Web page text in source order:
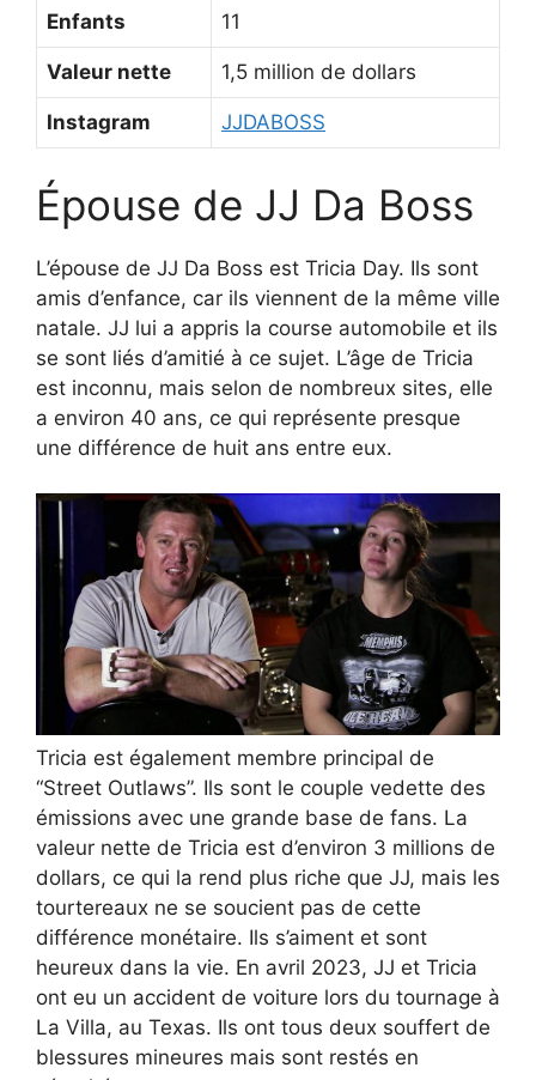
Enfants 11
Valeur nette 1,5 million de dollars
Instagram JJDABOSS
Épouse de JJ Da Boss
L’épouse de JJ Da Boss est Tricia Day. Ils sont
amis d’enfance, car ils viennent de la même ville
natale. JJ lui a appris la course automobile et ils
se sont liés d’amitié à ce sujet. L’âge de Tricia
est inconnu, mais selon de nombreux sites, elle
a environ 40 ans, ce qui représente presque
une différence de huit ans entre eux.
Tricia est également membre principal de
“Street Outlaws”. Ils sont le couple vedette des
émissions avec une grande base de fans. La
valeur nette de Tricia est d’environ 3 millions de
dollars, ce qui la rend plus riche que JJ, mais les
tourtereaux ne se soucient pas de cette
différence monétaire. Ils s’aiment et sont
heureux dans la vie. En avril 2023, JJ et Tricia
ont eu un accident de voiture lors du tournage à
La Villa, au Texas. Ils ont tous deux souffert de
blessures mineures mais sont restés en